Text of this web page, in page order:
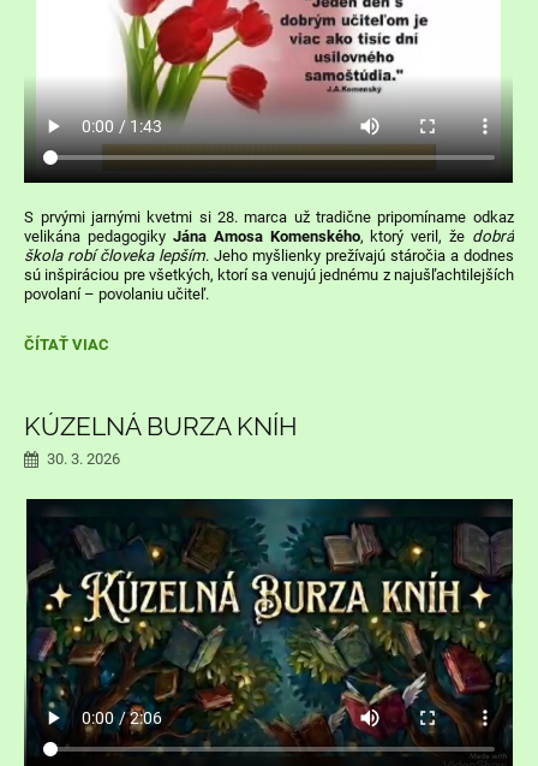
S prvými jarnými kvetmi si 28. marca už tradične pripomíname odkaz
velikána pedagogiky Jána Amosa Komenského, ktorý veril, že dobrá
škola robí človeka lepším. Jeho myšlienky prežívajú stáročia a dodnes
sú inšpiráciou pre všetkých, ktorí sa venujú jednému z najušľachtilejších
povolaní – povolaniu učiteľ.
DEŇ
ČÍTAŤ VIAC
KÚZELNÁ BURZA KNÍH
30. 3. 2026